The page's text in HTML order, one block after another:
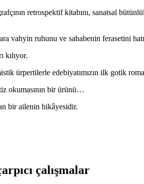
retrospektif kitabını, sanatsal
vahyin ruhunu ve sahabenin ferasetini
kılıyor.
ürpertilerle edebiyatımızın ilk gotik
okumasının bir ürünü…
bir ailenin hikâyesidir.
çalışmalar